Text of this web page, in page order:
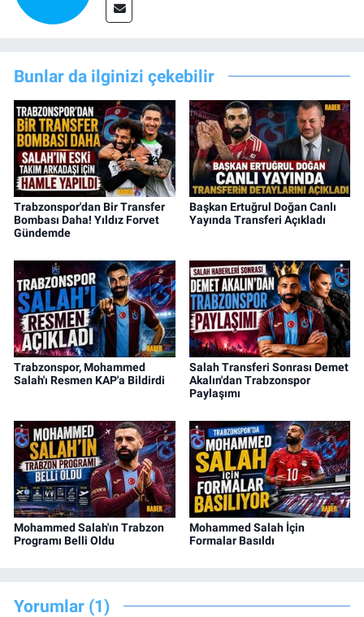
Bunlar da ilginizi çekebilir
Trabzonspor'dan Bir Transfer
Bombası Daha! Yıldız Forvet
Gündemde
Başkan Ertuğrul Doğan Canlı
Yayında Transferi Açıkladı
Trabzonspor, Mohammed
Salah'ı Resmen KAP'a Bildirdi
Salah Transferi Sonrası Demet
Akalın'dan Trabzonspor
Paylaşımı
Mohammed Salah'ın Trabzon
Programı Belli Oldu
Mohammed Salah İçin
Formalar Basıldı
Yorumlar (1)